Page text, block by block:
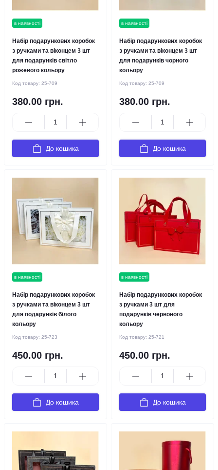
в наявності
Набір подарункових коробок
з ручками та віконцем 3 шт
для подарунків світло
рожевого кольору
Код товару: 25-709
380.00 грн.
До кошика
в наявності
Набір подарункових коробок
з ручками та віконцем 3 шт
для подарунків чорного
кольору
Код товару: 25-709
380.00 грн.
До кошика
в наявності
Набір подарункових коробок
з ручками та віконцем 3 шт
для подарунків білого
кольору
Код товару: 25-723
450.00 грн.
До кошика
в наявності
Набір подарункових коробок
з ручками 3 шт для
подарунків червоного
кольору
Код товару: 25-721
450.00 грн.
До кошика